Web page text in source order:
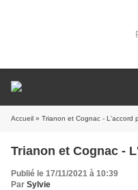
Accueil » Trianon et Cognac - L'accord
Trianon et Cognac -
Publié le 17/11/2021 à 10:39
Par Sylvie